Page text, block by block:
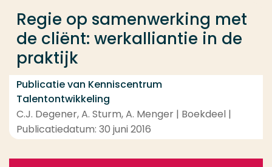
Regie op samenwerking met
de cliënt: werkalliantie in de
praktijk
Publicatie van Kenniscentrum
Talentontwikkeling
C.J. Degener, A. Sturm, A. Menger | Boekdeel |
Publicatiedatum: 30 juni 2016
Opleiding
Contact